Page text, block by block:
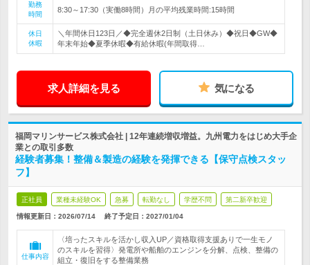
勤務
時間
8:30～17:30（実働8時間）月の平均残業時間:15時間
休日
休暇
＼年間休日123日／◆完全週休2日制（土日休み）◆祝日◆GW◆
年末年始◆夏季休暇◆有給休暇(年間取得…
求人詳細を見る 気になる
福岡マリンサービス株式会社 | 12年連続増収増益。九州電力をはじめ大手企
業との取引多数
経験者募集！整備＆製造の経験を発揮できる【保守点検スタッ
フ】
正社員 業種未経験OK 急募 転勤なし 学歴不問 第二新卒歓迎
情報更新日：2026/07/14 終了予定日： 2027/01/04
仕事内容
〈培ったスキルを活かし収入UP／資格取得支援ありで一生モノ
のスキルを習得〉発電所や船舶のエンジンを分解、点検、整備の
組立・復旧をする整備業務